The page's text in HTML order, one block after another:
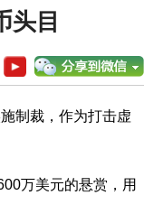
头目
制裁，作为打击虚
万美元的悬赏，用